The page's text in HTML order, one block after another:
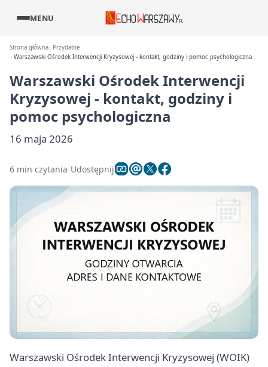
MENU
Strona główna
Przydatne
Warszawski Ośrodek Interwencji Kryzysowej - kontakt, godziny i pomoc psychologiczna
Warszawski Ośrodek Interwencji
Kryzysowej - kontakt, godziny i
pomoc psychologiczna
16 maja 2026
6 min czytania Udostępnij
Warszawski Ośrodek Interwencji Kryzysowej (WOIK)